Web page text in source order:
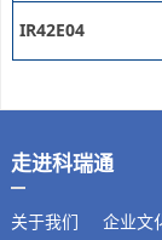
IR42E04
走进科瑞通
关于我们 企业文